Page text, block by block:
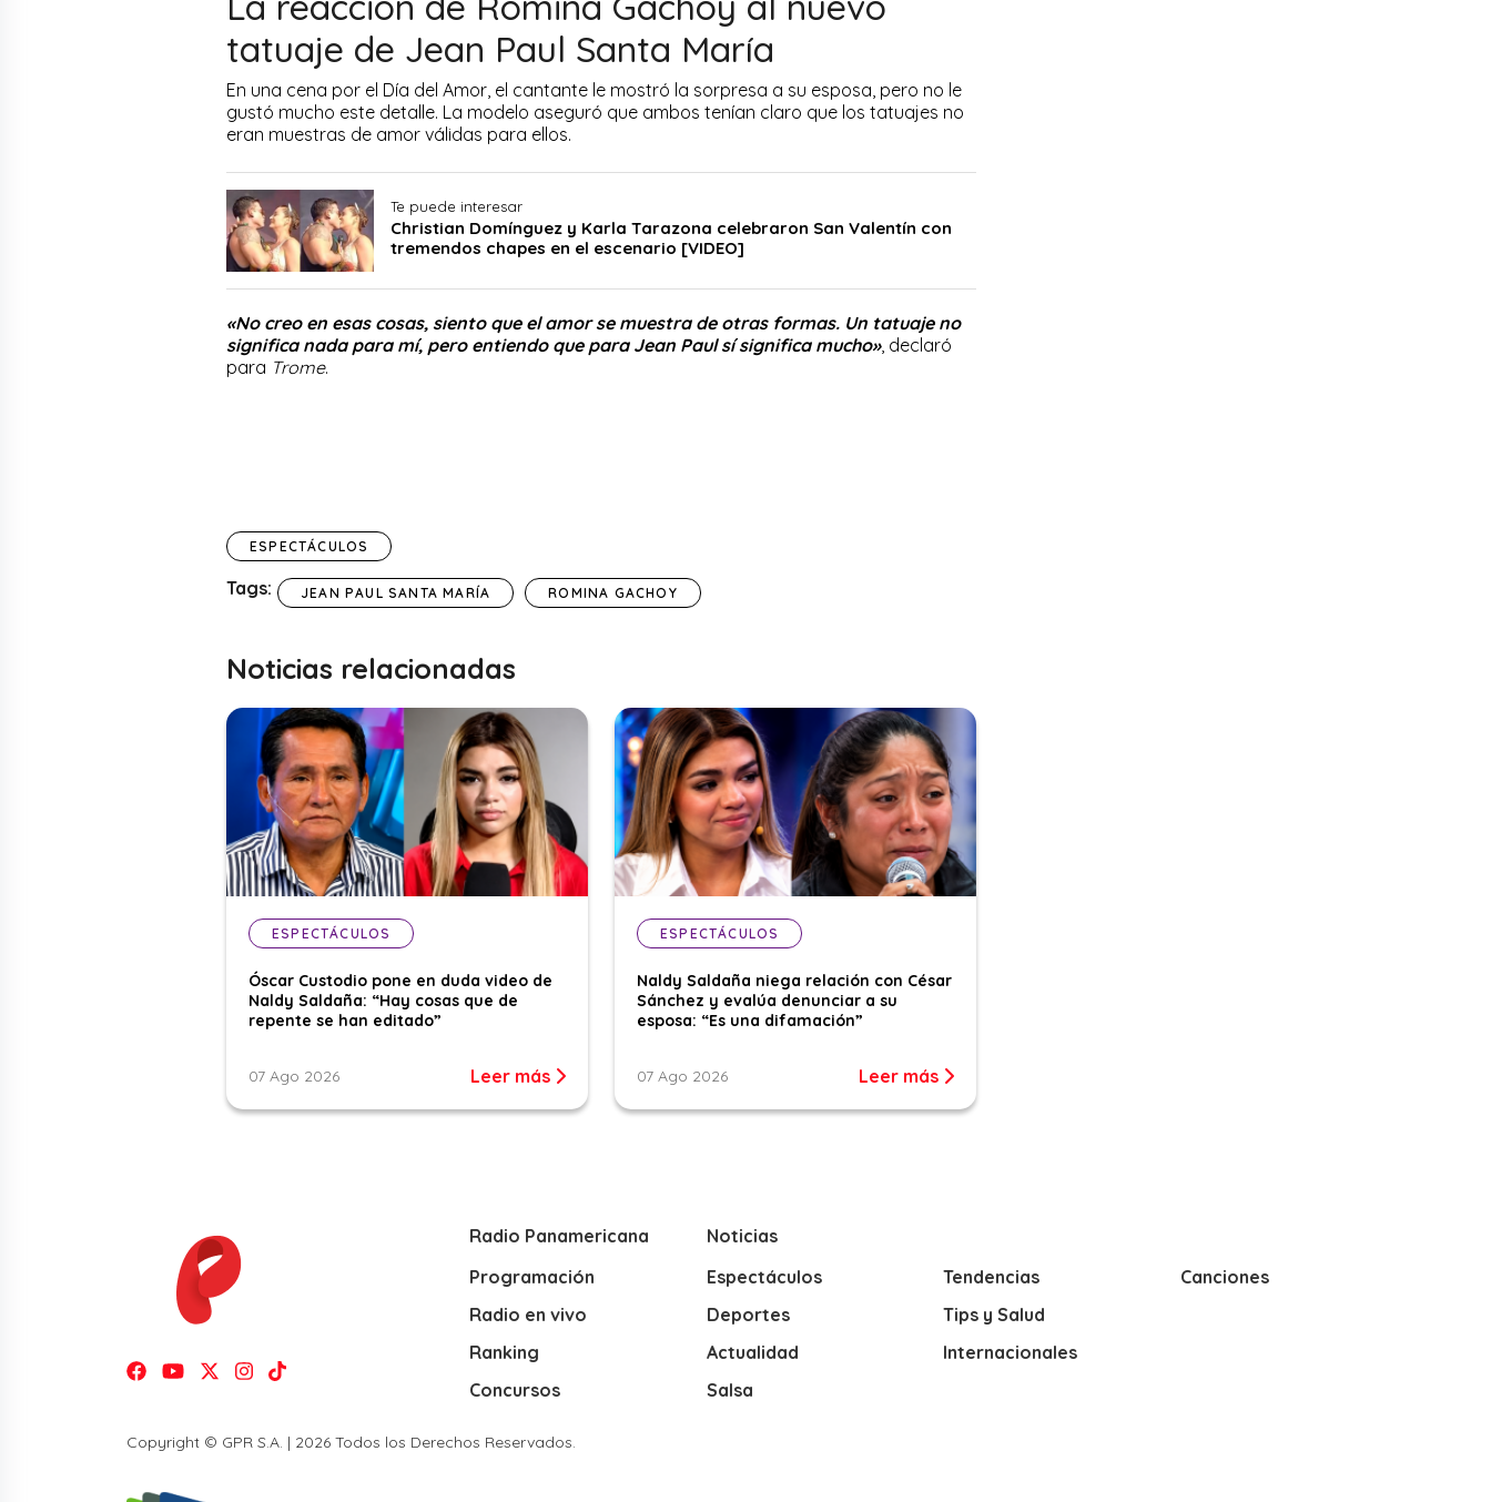
tatuaje de Jean Paul Santa María
En una cena por el Día del Amor, el cantante le mostró la sorpresa a su esposa, pero no le
gustó mucho este detalle. La modelo aseguró que ambos tenían claro que los tatuajes no
eran muestras de amor válidas para ellos.
Te puede interesar
Christian Domínguez y Karla Tarazona celebraron San Valentín con
tremendos chapes en el escenario [VIDEO]
«No creo en esas cosas, siento que el amor se muestra de otras formas. Un tatuaje no
significa nada para mí, pero entiendo que para Jean Paul sí significa mucho», declaró
para Trome.
ESPECTÁCULOS
Tags: JEAN PAUL SANTA MARÍA ROMINA GACHOY
Noticias relacionadas
ESPECTÁCULOS
Óscar Custodio pone en duda video de
Naldy Saldaña: “Hay cosas que de
repente se han editado”
07 Ago 2026 Leer más
ESPECTÁCULOS
Naldy Saldaña niega relación con César
Sánchez y evalúa denunciar a su
esposa: “Es una difamación”
07 Ago 2026 Leer más
Radio Panamericana
Programación
Radio en vivo
Ranking
Concursos
Noticias
Espectáculos
Deportes
Actualidad
Salsa
Tendencias
Tips y Salud
Internacionales
Canciones
Copyright © GPR S.A. | 2026 Todos los Derechos Reservados.